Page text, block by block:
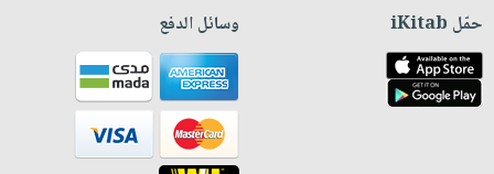
حمّل iKitab وسائل الدفع